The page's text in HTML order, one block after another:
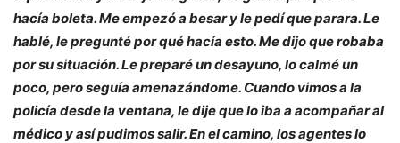
hacía boleta. Me empezó a besar y le pedí que parara. Le
hablé, le pregunté por qué hacía esto. Me dijo que robaba
por su situación. Le preparé un desayuno, lo calmé un
poco, pero seguía amenazándome. Cuando vimos a la
policía desde la ventana, le dije que lo iba a acompañar al
médico y así pudimos salir. En el camino, los agentes lo